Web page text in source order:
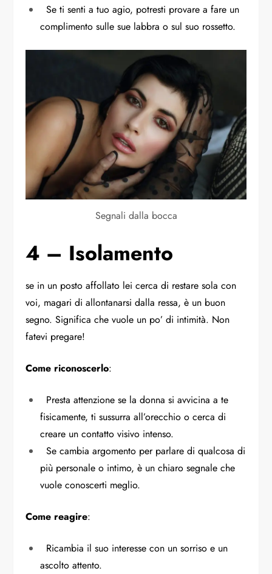
Se ti senti a tuo agio, potresti provare a fare un
complimento sulle sue labbra o sul suo rossetto.
Segnali dalla bocca
4 – Isolamento
se in un posto affollato lei cerca di restare sola con
voi, magari di allontanarsi dalla ressa, è un buon
segno. Significa che vuole un po’ di intimità. Non
fatevi pregare!
Come riconoscerlo:
Presta attenzione se la donna si avvicina a te
fisicamente, ti sussurra all’orecchio o cerca di
creare un contatto visivo intenso.
Se cambia argomento per parlare di qualcosa di
più personale o intimo, è un chiaro segnale che
vuole conoscerti meglio.
Come reagire:
Ricambia il suo interesse con un sorriso e un
ascolto attento.